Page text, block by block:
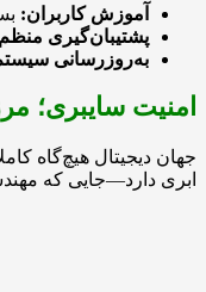
آموزش کاربران:
پشتیبان‌گیری
به‌روزرسانی
امنیت سایبری؛
جهان دیجیتال هیچ‌گاه
ابری دارد—جایی که